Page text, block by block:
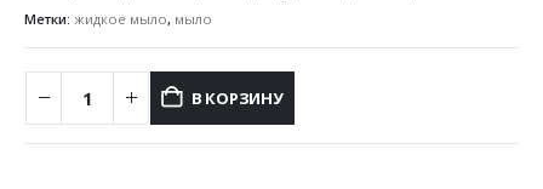
Метки: жидкое мыло, мыло
В КОРЗИНУ